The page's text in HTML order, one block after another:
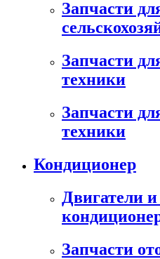
Запчасти
Запчасти
техники
Запчасти
техники
Кондиционер
Двигатели
Запчасти